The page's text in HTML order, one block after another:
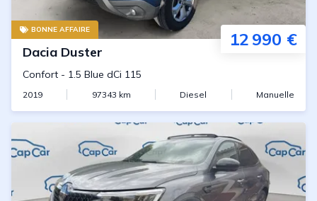
BONNE AFFAIRE 12 990 €
Dacia Duster
Confort - 1.5 Blue dCi 115
2019 97343 km Diesel Manuelle